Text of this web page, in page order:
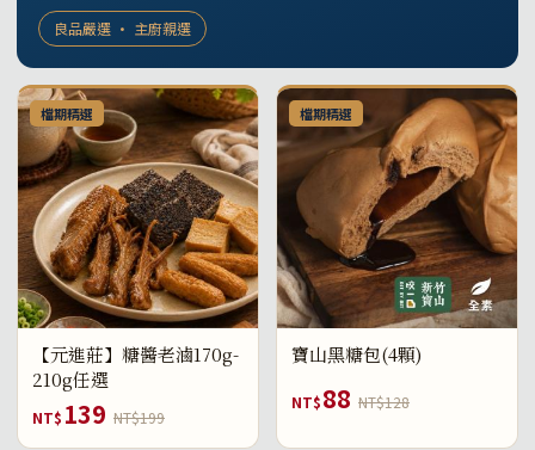
良品嚴選 · 主廚親選
檔期精選
【元進莊】糖醬老滷170g-
210g任選
NT$ 139 NT$199
檔期精選
寶山黑糖包(4顆)
NT$88 NT$128